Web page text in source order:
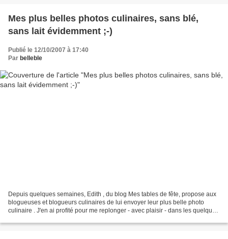
Mes plus belles photos culinaires, sans blé,
sans lait évidemment ;-)
Publié le 12/10/2007 à 17:40
Par belleble
Depuis quelques semaines, Edith , du blog Mes tables de fête, propose aux
blogueuses et blogueurs culinaires de lui envoyer leur plus belle photo
culinaire . J'en ai profité pour me replonger - avec plaisir - dans les quelque